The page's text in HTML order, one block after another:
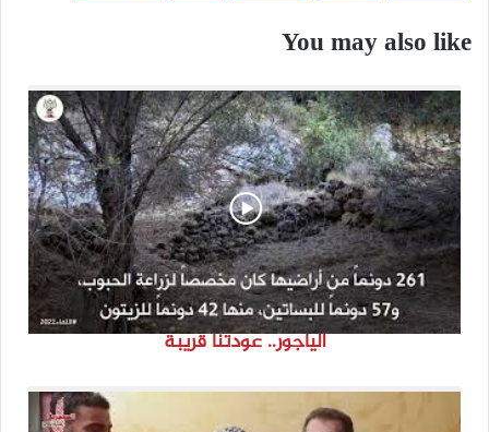
You may also like
الياجور.. عودتنا قريبة